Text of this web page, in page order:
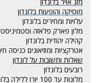
מוסיקה והופעות בלונדון
עלויות ומחירים בלונדון
מלון פארק פלאזה
קהילה יהודית בלונדון
אטרקציות ומוזיאונים כניסה
שאלות ותשובות על לונדון
רובעים בלונדון
מלונות עד 100 יורו ללילה בלונדון